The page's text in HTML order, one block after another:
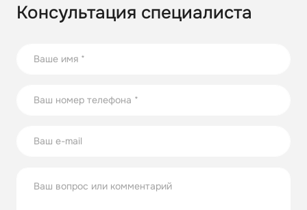
Консультация специалиста